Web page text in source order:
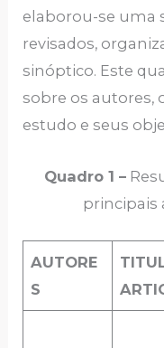
elaborou-se uma
revisados,
sinóptico. Este
sobre os autores,
estudo e seus
Quadro 1 –
principais
AUTORE
S